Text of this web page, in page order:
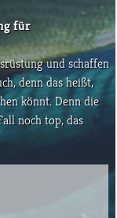
für
und schaffen
denn das heißt,
könnt. Denn die
noch top, das